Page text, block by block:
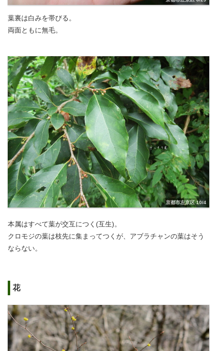
葉裏は白みを帯びる。
両面ともに無毛。
京都市左京区 10/4
本属はすべて葉が交互につく(互生)。
クロモジの葉は枝先に集まってつくが、アブラチャンの葉はそう
ならない。
花